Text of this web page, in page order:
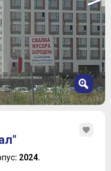
: 2024.